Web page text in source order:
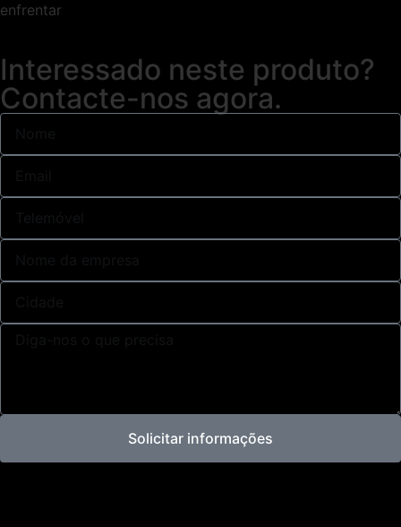
enfrentar
Interessado neste produto?
Contacte-nos agora.
Solicitar informações